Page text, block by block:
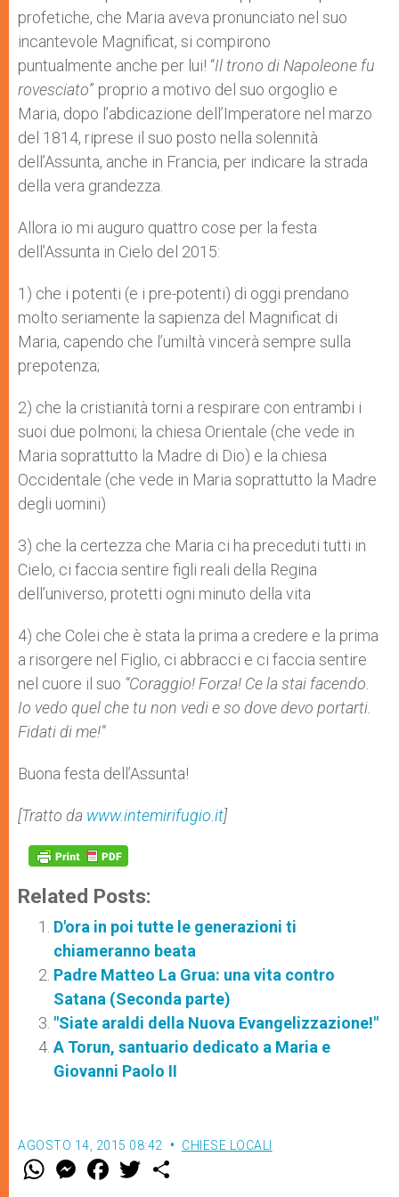
profetiche, che Maria aveva pronunciato nel suo
incantevole Magnificat, si compirono
puntualmente anche per lui! “Il trono di Napoleone fu
rovesciato” proprio a motivo del suo orgoglio e
Maria, dopo l’abdicazione dell’Imperatore nel marzo
del 1814, riprese il suo posto nella solennità
dell’Assunta, anche in Francia, per indicare la strada
della vera grandezza.
Allora io mi auguro quattro cose per la festa
dell’Assunta in Cielo del 2015:
1) che i potenti (e i pre-potenti) di oggi prendano
molto seriamente la sapienza del Magnificat di
Maria, capendo che l’umiltà vincerà sempre sulla
prepotenza;
2) che la cristianità torni a respirare con entrambi i
suoi due polmoni; la chiesa Orientale (che vede in
Maria soprattutto la Madre di Dio) e la chiesa
Occidentale (che vede in Maria soprattutto la Madre
degli uomini)
3) che la certezza che Maria ci ha preceduti tutti in
Cielo, ci faccia sentire figli reali della Regina
dell’universo, protetti ogni minuto della vita
4) che Colei che è stata la prima a credere e la prima
a risorgere nel Figlio, ci abbracci e ci faccia sentire
nel cuore il suo “Coraggio! Forza! Ce la stai facendo.
Io vedo quel che tu non vedi e so dove devo portarti.
Fidati di me!”
Buona festa dell’Assunta!
[Tratto da www.intemirifugio.it]
Related Posts:
D'ora in poi tutte le generazioni ti
chiameranno beata
Padre Matteo La Grua: una vita contro
Satana (Seconda parte)
"Siate araldi della Nuova Evangelizzazione!"
A Torun, santuario dedicato a Maria e
Giovanni Paolo II
AGOSTO 14, 2015 08:42 CHIESE LOCALI
W M
e
F
a w